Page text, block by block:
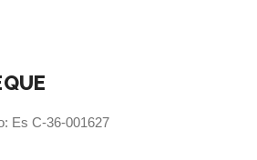
Es C-36-001627